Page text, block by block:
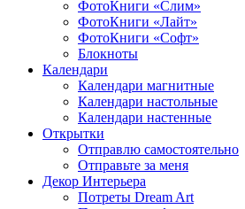
ФотоКниги «Слим»
ФотоКниги «Лайт»
ФотоКниги «Софт»
Блокноты
Календари
Календари магнитные
Календари настольные
Календари настенные
Открытки
Отправлю самостоятельно
Отправьте за меня
Декор Интерьера
Потреты Dream Art